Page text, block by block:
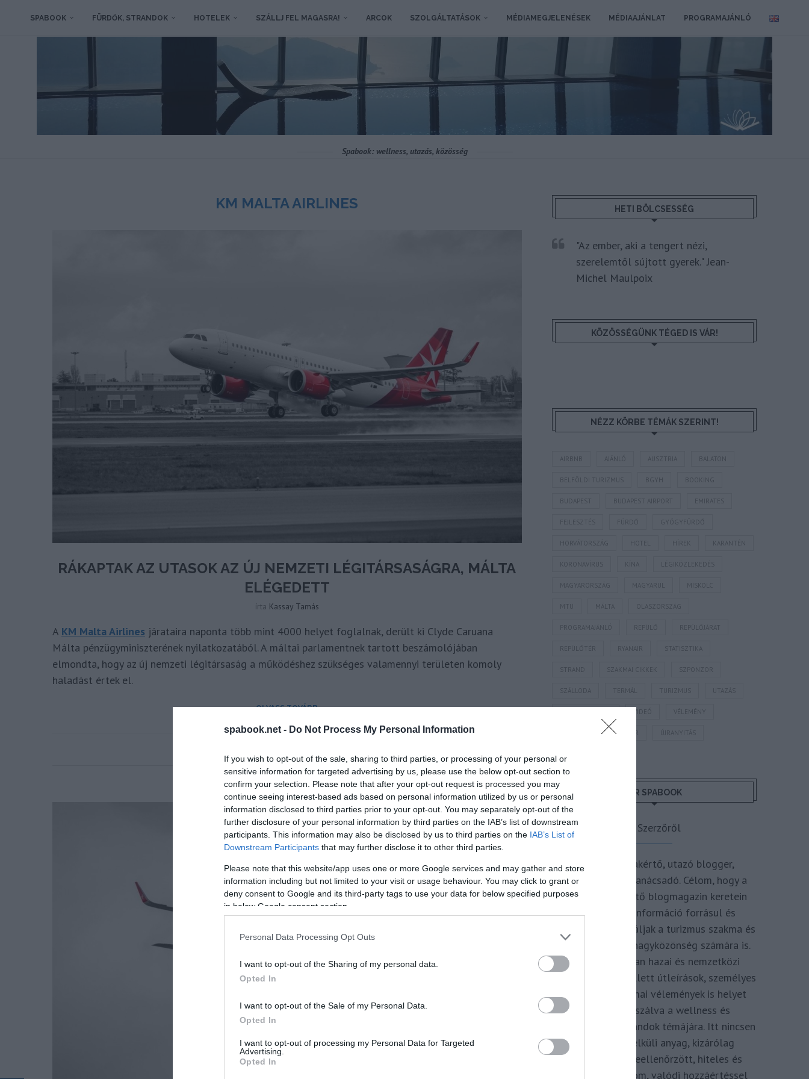
spabook.net - Do Not Process My Personal Information
If you wish to opt-out of the sale, sharing to third parties, or processing of your personal or
sensitive information for targeted advertising by us, please use the below opt-out section to
confirm your selection. Please note that after your opt-out request is processed you may
continue seeing interest-based ads based on personal information utilized by us or personal
information disclosed to third parties prior to your opt-out. You may separately opt-out of the
further disclosure of your personal information by third parties on the IAB’s list of downstream
participants. This information may also be disclosed by us to third parties on the IAB’s List of
Downstream Participants that may further disclose it to other third parties.
Please note that this website/app uses one or more Google services and may gather and store
information including but not limited to your visit or usage behaviour. You may click to grant or
deny consent to Google and its third-party tags to use your data for below specified purposes
in below Google consent section.
Personal Data Processing Opt Outs
I want to opt-out of the Sharing of my personal data.
Opted In
I want to opt-out of the Sale of my Personal Data.
Opted In
I want to opt-out of processing my Personal Data for Targeted
Advertising.
Opted In
SPABOOK FÜRDŐK, STRANDOK HOTELEK SZÁLLJ FEL MAGASRA! ARCOK SZOLGÁLTATÁSOK MÉDIAMEGJELENÉSEK MÉDIAAJÁNLAT PROGRAMAJÁNLÓ
Spabook: wellness, utazás, közösség
KM MALTA AIRLINES
RÁKAPTAK AZ UTASOK AZ ÚJ NEMZETI LÉGITÁRSASÁGRA, MÁLTA
ELÉGEDETT
írta Kassay Tamás
A KM Malta Airlines járataira naponta több mint 4000 helyet foglalnak, derült ki Clyde Caruana
Málta pénzügyminiszterének nyilatkozatából. A máltai parlamentnek tartott beszámolójában
elmondta, hogy az új nemzeti légitársaság a működéshez szükséges valamennyi területen komoly
haladást értek el.
OLVASS TOVÁBB
HETI BÖLCSESSÉG
"Az ember, aki a tengert nézi,
szerelemtől sújtott gyerek." Jean-
Michel Maulpoix
KÖZÖSSÉGÜNK TÉGED IS VÁR!
NÉZZ KÖRBE TÉMÁK SZERINT!
AIRBNB AJÁNLÓ AUSZTRIA BALATON
BELFÖLDI TURIZMUS BGYH BOOKING
BUDAPEST BUDAPEST AIRPORT EMIRATES
FEJLESZTÉS FÜRDŐ GYÓGYFÜRDŐ
HORVÁTORSZÁG HOTEL HÍREK KARANTÉN
KORONAVÍRUS KÍNA LÉGIKÖZLEKEDÉS
MAGYARORSZÁG MAGYARUL MISKOLC
MTÜ MÁLTA OLASZORSZÁG
PROGRAMAJÁNLÓ REPÜLŐ REPÜLŐJÁRAT
REPÜLŐTÉR RYANAIR STATISZTIKA
STRAND SZAKMAI CIKKEK SZPONZOR
SZÁLLODA TERMÁL TURIZMUS UTAZÁS
VIDEÓ VÉLEMÉNY
WIZZAIR ÚJRANYITÁS
MR SPABOOK
A Szerzőről
Turisztikai szakértő, utazó blogger,
vendégélmény tanácsadó. Célom, hogy a
kategória teremtő blogmagazin keretein
belül hiteles információ forrásul és
inspirációul szolgáljak a turizmus szakma és
az utazni vágyó nagyközönség számára is.
Repertoáromban hazai és nemzetközi
turizmus hírek mellett útleírások, személyes
ajánlók és szakmai vélemények is helyet
kapnak, fókuszálva a wellness és
termálfürdők, strandok témájára. Itt nincsen
hivatkozás nélküli anyag, kizárólag
többszörösen leellenőrzött, hiteles és
minőségi tartalom, valódi hozzáértéssel